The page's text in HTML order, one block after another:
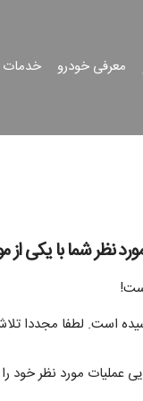
معرفی خودرو
نظر شما با یکی
است. لطفا مجددا
مورد نظر خود را